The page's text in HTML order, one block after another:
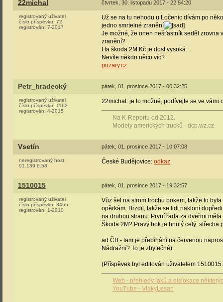
22michal čtvrtek, 30. listopadu 2017 - 22:54:20
registrovaný uživatel
číslo příspěvku: 72
registrován: 7-2017
Už se na tu nehodu u Ločenic dívám po
jedno smrtelné zranění
Je možné, že onen nešťastník seděl zrovna
zranění?
I ta škoda 2M Kč je dost vysoká...
Nevíte někdo něco víc?
pozary.cz
Petr_hradecký pátek, 01. prosince 2017 - 00:32:25
registrovaný uživatel
číslo příspěvku: 1162
registrován: 4-2015
22michal: je to možné, podívejte se ve
Na K-Reportu od 2012.
Modely amerických trucků - dcp.wz.cz
Vsetín pátek, 01. prosince 2017 - 10:07:08
neregistrovaný host
91.139.6.58
České Budějovice: odkaz.
1510015 pátek, 01. prosince 2017 - 19:32:57
registrovaný uživatel
číslo příspěvku: 3455
registrován: 1-2010
Vůz šel na strom trochu bokem, takže to
opěrkám. Brzdil, takže se lidi nakloní
na druhou stranu. První řada za dveřmi
Škoda 2M? Pravý bok je hnutý celý,
ad ČB - tam je přebíhání na červenou
Nádražní? To je zbytečné).
(Příspěvek byl editován uživatelem
Web - přehledy laků a dislokace
YouTube - VlakyLesan